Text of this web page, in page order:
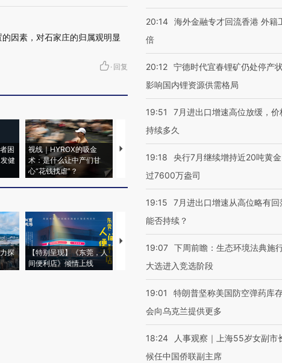
因素，对石家庄的归属观明显
· 回复
困
健
视线｜HYROX的吸金
术：是什么让中产们甘
心“花钱找虐”？
马航飞行员跨国走私7万
粒摇头丸 尿检体内含3种
度Z世代 用街头抗争
探
【特别呈现】《东莞，人
间便利店》倾情上线
【推广】走进第四届链博
会，让数智科技“链”接产
【特别呈现】寻找
20:14 海外金融专才回流香港 外籍
倍
20:12 宁德时代宜春锂矿仍处停产
影响国内锂资源供需格局
19:51
7月进出口增速高位放缓，
持续多久
19:18
央行7月继续增持近20吨黄
过7600万盎司
19:15
7月进出口增速从高位略有回
能否持续？
19:07 下周前瞻：生态环境法典施
大选进入竞选阶段
19:01
特朗普坚称美国防空弹药库
会向乌克兰提供更多
18:24
人事观察｜上海55岁女副市
候任中国侨联副主席